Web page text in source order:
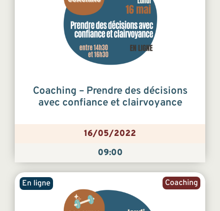
Coaching – Prendre des décisions
avec confiance et clairvoyance
16/05/2022
09:00
Coaching
En ligne